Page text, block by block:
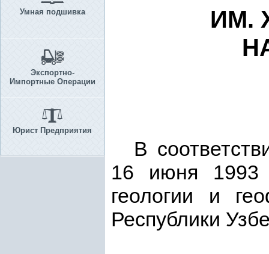
Умная подшивка
Экспортно-
Импортные Операции
Юрист Предприятия
ИМ.
В
16 июня 1993
геологии и
Республики